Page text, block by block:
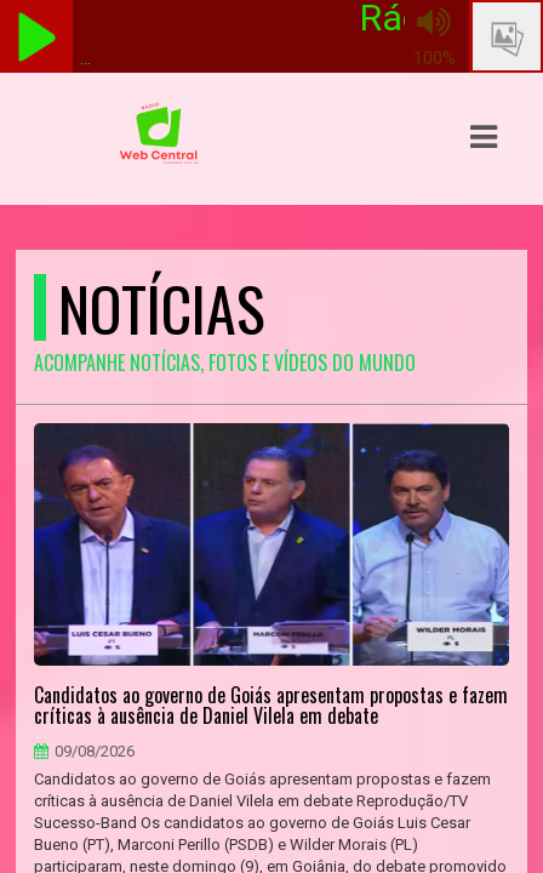
Rádio Web
100%
NOTÍCIAS
ACOMPANHE NOTÍCIAS, FOTOS E VÍDEOS DO MUNDO
Candidatos ao governo de Goiás apresentam propostas e fazem
críticas à ausência de Daniel Vilela em debate
09/08/2026
Candidatos ao governo de Goiás apresentam propostas e fazem
críticas à ausência de Daniel Vilela em debate Reprodução/TV
Sucesso-Band Os candidatos ao governo de Goiás Luis Cesar
Bueno (PT), Marconi Perillo (PSDB) e Wilder Morais (PL)
participaram, neste domingo (9), em Goiânia, do debate promovido